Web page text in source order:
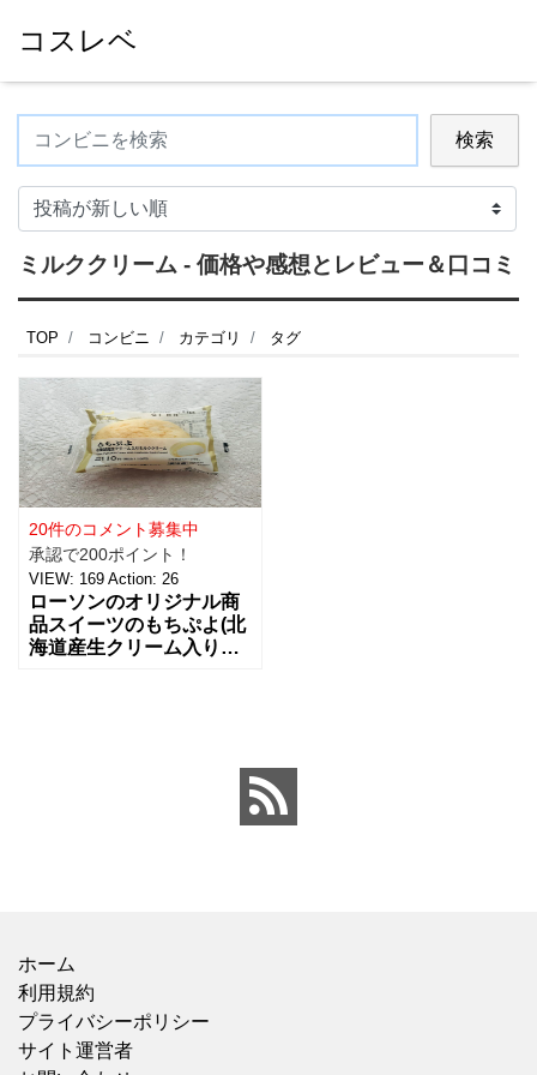
コスレベ
検索
ミルククリーム - 価格や感想とレビュー＆口コミ
TOP コンビニ カテゴリ タグ
20件のコメント募集中
承認で200ポイント！
VIEW: 169 Action: 26
ローソンのオリジナル商
品スイーツのもちぷよ(北
海道産生クリーム入りミ
ホーム
利用規約
プライバシーポリシー
サイト運営者